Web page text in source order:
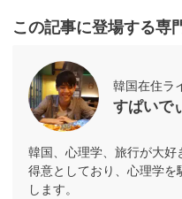
この記事に登場する専
韓国在住ラ
すぱいで
韓国、心理学、旅行が大
得意としており、心理学
します。